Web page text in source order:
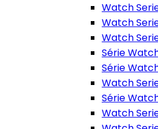
Watch
Watch
Watch
Série
Série
Watch
Série
Watch